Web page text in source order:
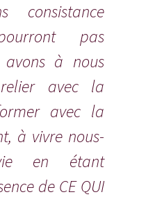
consistance
pas
avons à nous
avec la
avec la
à vivre nous-
en étant
de CE QUI